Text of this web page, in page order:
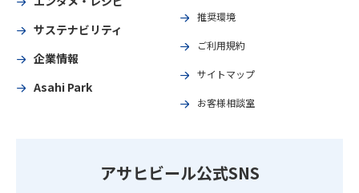
サステナビリティ
企業情報
Asahi Park
推奨環境
ご利用規約
サイトマップ
お客様相談室
アサヒビール公式SNS